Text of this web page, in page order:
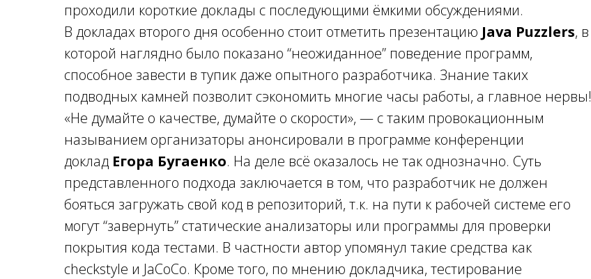
проходили короткие доклады с последующими ёмкими обсуждениями.
В докладах второго дня особенно стоит отметить презентацию Java Puzzlers, в
которой наглядно было показано “неожиданное” поведение программ,
способное завести в тупик даже опытного разработчика. Знание таких
подводных камней позволит сэкономить многие часы работы, а главное нервы!
«Не думайте о качестве, думайте о скорости», — с таким провокационным
называнием организаторы анонсировали в программе конференции
доклад Егора Бугаенко. На деле всё оказалось не так однозначно. Суть
представленного подхода заключается в том, что разработчик не должен
бояться загружать свой код в репозиторий, т.к. на пути к рабочей системе его
могут “завернуть” статические анализаторы или программы для проверки
покрытия кода тестами. В частности автор упомянул такие средства как
checkstyle и JaCoCo. Кроме того, по мнению докладчика, тестирование